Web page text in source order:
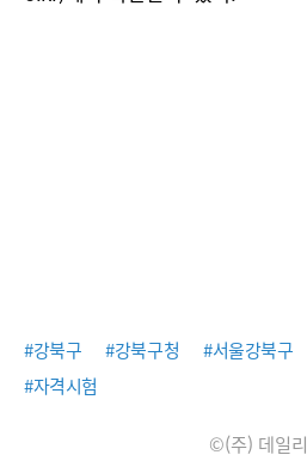
#강북구 #강북구청 #서울강북구
#자격시험
©(주) 데일